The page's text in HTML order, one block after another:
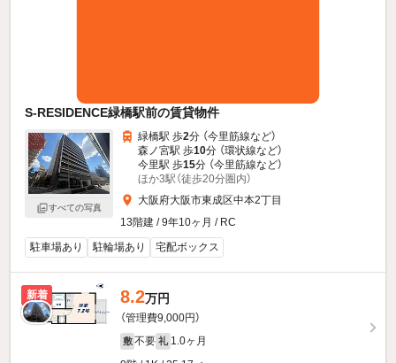
S-RESIDENCE緑橋駅前の賃貸物件
すべての写真
緑橋駅 歩2分 （今里筋線など）
森ノ宮駅 歩10分 （環状線など）
今里駅 歩15分 （今里筋線など）
ほか3駅（徒歩20分圏内）
大阪府大阪市東成区中本2丁目
13階建 / 9年10ヶ月 / RC
駐車場あり
駐輪場あり 宅配ボックス
新着 8.2万円
（管理費9,000円）
敷 不要 礼 1.0ヶ月